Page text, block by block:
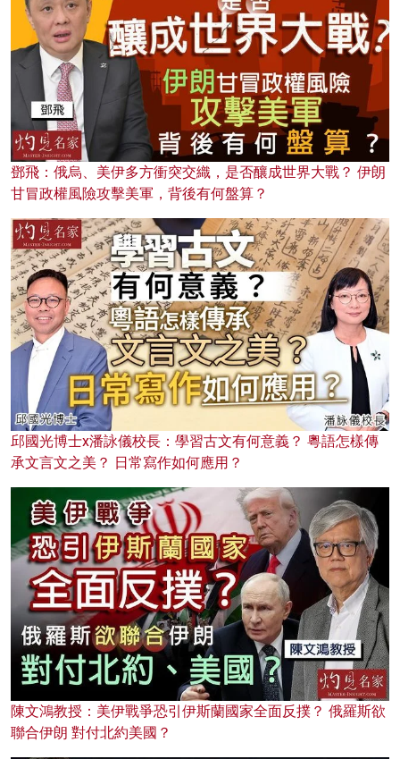
鄧飛：俄烏、美伊多方衝突交織，是否釀成世界大戰？ 伊朗
甘冒政權風險攻擊美軍，背後有何盤算？
邱國光博士x潘詠儀校長：學習古文有何意義？ 粵語怎樣傳
承文言文之美？ 日常寫作如何應用？
陳文鴻教授：美伊戰爭恐引伊斯蘭國家全面反撲？ 俄羅斯欲
聯合伊朗 對付北約美國？